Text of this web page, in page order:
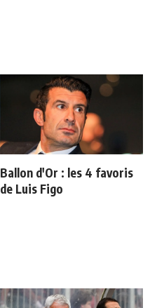
Ballon d'Or : les 4 favoris
de Luis Figo